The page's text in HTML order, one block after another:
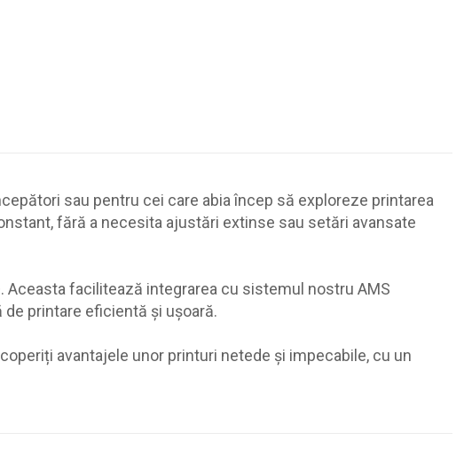
sau pentru cei care abia încep să exploreze printarea
fără a necesita ajustări extinse sau setări avansate
facilitează integrarea cu sistemul nostru AMS
printare eficientă și ușoară.
avantajele unor printuri netede și impecabile, cu un